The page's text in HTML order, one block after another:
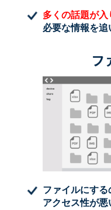
多くの話題が
必要な情報を
ファイルにする
アクセス性が悪